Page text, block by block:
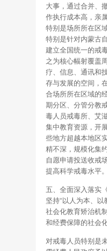
大事，通过合并、
作执行成本高，亲
特别是场所所在区
特别是针对内蒙古
建立全国统一的戒
之为核心幅射覆盖
疗、信息、通讯和
存与发展的空间，
合场所所在区域的
期分区、分管分教
毒人员戒毒所、艾
集中教育资源，开
些地方超越本地区
精不深，规模化集
自愿申请投送收戒
提高科学戒毒水平。
五、全面深入落实
坚持“以人为本、
社会化教育矫治机
和经费保障的社会化
对戒毒人员特别是